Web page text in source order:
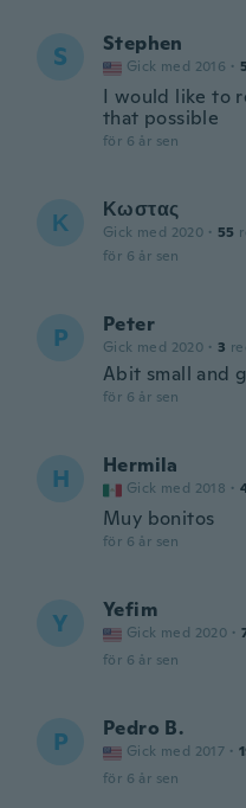
S Stephen
Gick med 2016 · 5
I would like to
that possible
för 6 år sen
Κ Κωστας
Gick med 2020 · 55
för 6 år sen
P Peter
Gick med 2020 · 3
Abit small and
för 6 år sen
H Hermila
Gick med 2018 ·
Muy bonitos
för 6 år sen
Y Yefim
Gick med 2020 ·
för 6 år sen
P Pedro B.
Gick med 2017 ·
för 6 år sen